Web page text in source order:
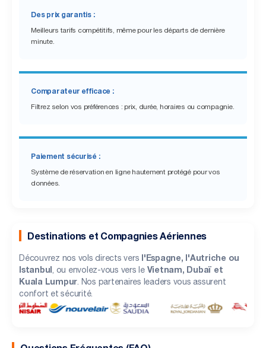
Des prix garantis :
Meilleurs tarifs compétitifs, même pour les départs de dernière
minute.
Comparateur efficace :
Filtrez selon vos préférences : prix, durée, horaires ou compagnie.
Paiement sécurisé :
Système de réservation en ligne hautement protégé pour vos
données.
Destinations et Compagnies Aériennes
Découvrez nos vols directs vers l'Espagne, l'Autriche ou
Istanbul, ou envolez-vous vers le Vietnam, Dubaï et
Kuala Lumpur. Nos partenaires leaders vous assurent
confort et sécurité.